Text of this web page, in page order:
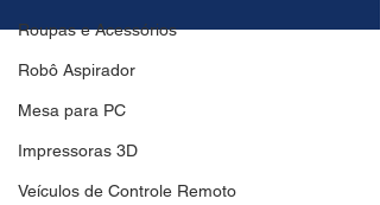
Roupas e Acessórios
Robô Aspirador
Mesa para PC
Impressoras 3D
Veículos de Controle Remoto